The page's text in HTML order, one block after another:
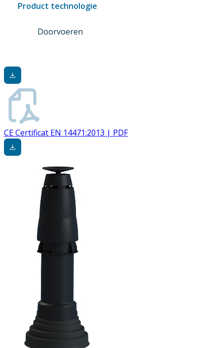
Product technologie
Doorvoeren
CE Certificat EN 14471:2013 | PDF